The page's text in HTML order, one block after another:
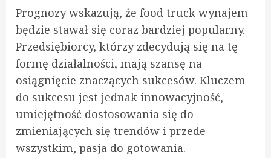
Prognozy wskazują, że food truck wynajem
będzie stawał się coraz bardziej popularny.
Przedsiębiorcy, którzy zdecydują się na tę
formę działalności, mają szansę na
osiągnięcie znaczących sukcesów. Kluczem
do sukcesu jest jednak innowacyjność,
umiejętność dostosowania się do
zmieniających się trendów i przede
wszystkim, pasja do gotowania.